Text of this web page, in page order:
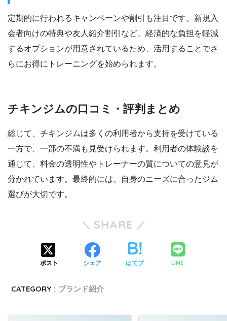
定期的に行われるキャンペーンや割引も注目です。新規入
会者向けの特典や友人紹介割引など、経済的な負担を軽減
するオプションが用意されているため、活用することでさ
らにお得にトレーニングを始められます。
チキンジムの口コミ・評判まとめ
総じて、チキンジムは多くの利用者から支持を受けている
一方で、一部の不満も見受けられます。利用者の体験談を
通じて、料金の透明性やトレーナーの質についての意見が
分かれています。最終的には、自身のニーズに合ったジム
選びが大切です。
SHARE
ポスト シェア はてブ LINE
CATEGORY : ブランド紹介